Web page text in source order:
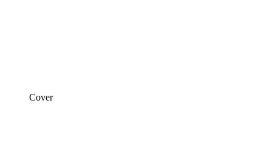
Cover